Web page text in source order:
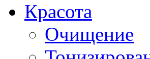
Красота
Очищение